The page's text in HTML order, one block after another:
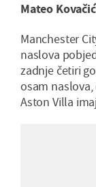
Mateo Kovačić
Manchester
naslova
zadnje četiri
osam
Aston Villa